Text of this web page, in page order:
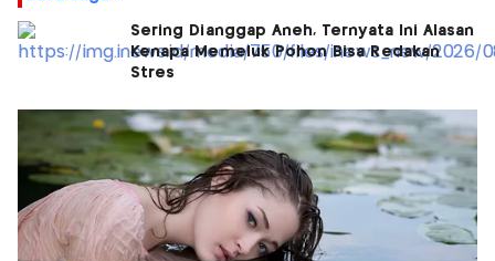
Sering Dianggap Aneh, Ternyata Ini Alasan
Kenapa Memeluk Pohon Bisa Redakan
Stres